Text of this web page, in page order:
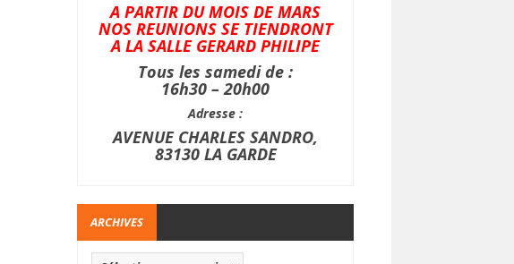
A PARTIR DU MOIS DE MARS
NOS REUNIONS SE TIENDRONT
A LA SALLE GERARD PHILIPE
Tous les samedi de :
16h30 – 20h00
Adresse :
AVENUE CHARLES SANDRO,
83130 LA GARDE
ARCHIVES